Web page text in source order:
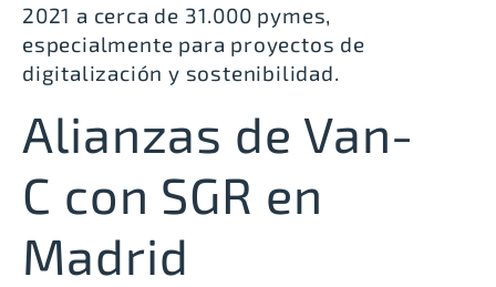
2021 a cerca de 31.000 pymes,
especialmente para proyectos de
digitalización y sostenibilidad.
Alianzas de Van-
C con SGR en
Madrid